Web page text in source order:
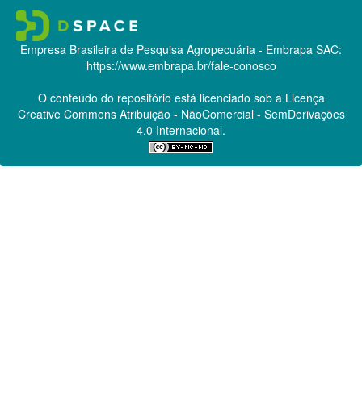
Empresa Brasileira de Pesquisa Agropecuária - Embrapa SAC:
https://www.embrapa.br/fale-conosco
O conteúdo do repositório está licenciado sob a Licença
Creative CommonsAtribuição - NãoComercial - SemDerivações
4.0 Internacional.